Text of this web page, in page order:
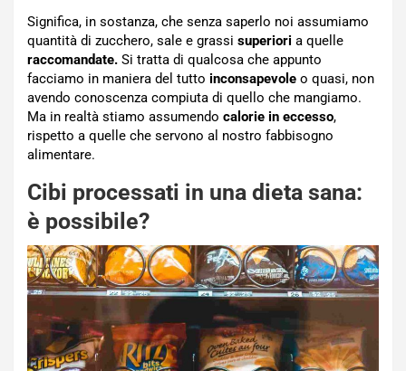
Significa, in sostanza, che senza saperlo noi assumiamo
quantità di zucchero, sale e grassi superiori a quelle
raccomandate. Si tratta di qualcosa che appunto
facciamo in maniera del tutto inconsapevole o quasi, non
avendo conoscenza compiuta di quello che mangiamo.
Ma in realtà stiamo assumendo calorie in eccesso,
rispetto a quelle che servono al nostro fabbisogno
alimentare.
Cibi processati in una dieta sana:
è possibile?